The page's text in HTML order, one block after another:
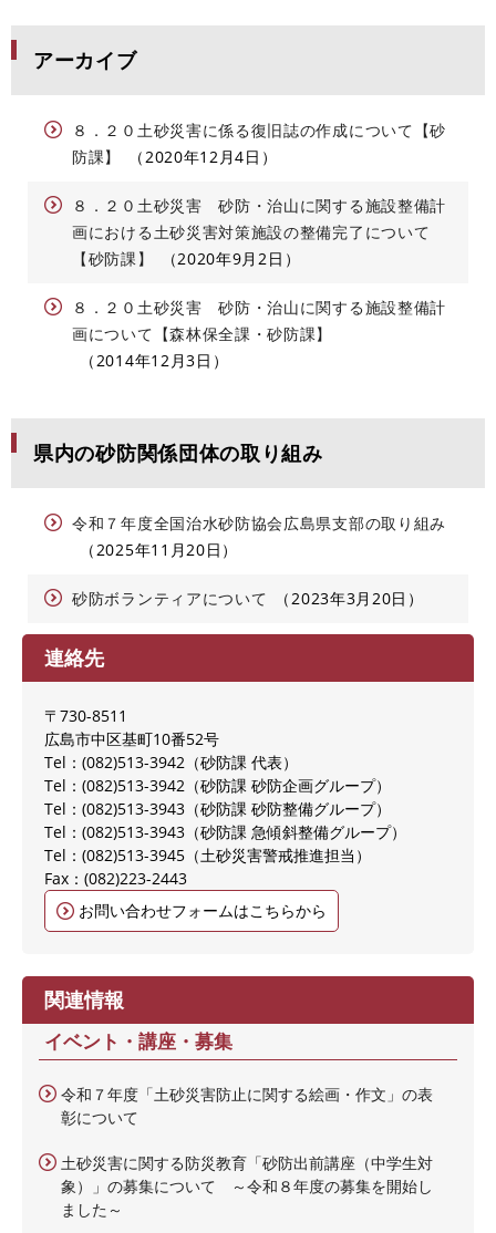
アーカイブ
８．２０土砂災害に係る復旧誌の作成について【砂
防課】
2020年12月4日
８．２０土砂災害 砂防・治山に関する施設整備計
画における土砂災害対策施設の整備完了について
【砂防課】
2020年9月2日
８．２０土砂災害 砂防・治山に関する施設整備計
画について【森林保全課・砂防課】
2014年12月3日
県内の砂防関係団体の取り組み
令和７年度全国治水砂防協会広島県支部の取り組み
2025年11月20日
砂防ボランティアについて 2023年3月20日
連絡先
〒730-8511
広島市中区基町10番52号
Tel：(082)513-3942
砂防課 代表
Tel：(082)513-3942
砂防課 砂防企画グループ
Tel：(082)513-3943
砂防課 砂防整備グループ
Tel：(082)513-3943
砂防課 急傾斜整備グループ
Tel：(082)513-3945
土砂災害警戒推進担当
Fax：(082)223-2443
お問い合わせフォームはこちらから
関連情報
イベント・講座・募集
令和７年度「土砂災害防止に関する絵画・作文」の表
彰について
土砂災害に関する防災教育「砂防出前講座（中学生対
象）」の募集について ～令和８年度の募集を開始し
ました～